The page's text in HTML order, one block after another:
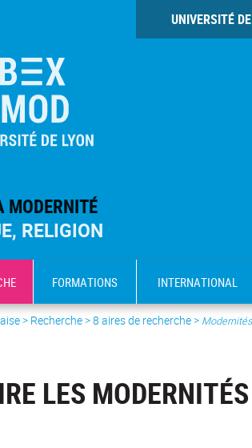
MODERNITÉ
RELIGION
UNIVERSITÉ
FORMATIONS INTERNATIONAL
> Recherche >8 aires de recherche>
LES